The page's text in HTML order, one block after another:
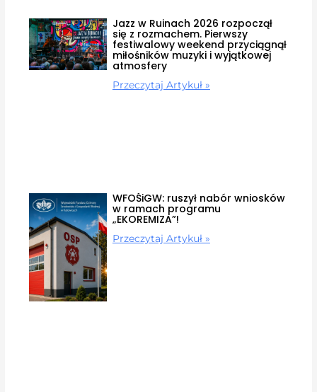
Jazz w Ruinach 2026 rozpoczął
się z rozmachem. Pierwszy
festiwalowy weekend przyciągnął
miłośników muzyki i wyjątkowej
atmosfery
Przeczytaj Artykuł »
WFOŚiGW: ruszył nabór wniosków
w ramach programu
„EKOREMIZA”!
Przeczytaj Artykuł »